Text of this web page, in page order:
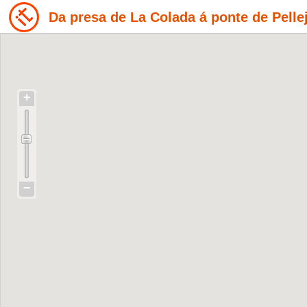
Da presa de La Colada á ponte de
+
−